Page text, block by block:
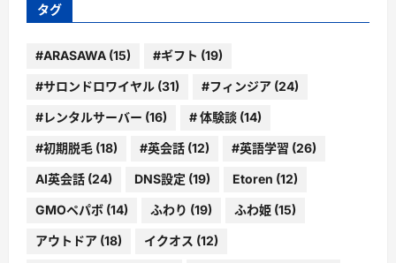
タグ
#ARASAWA (15) #ギフト (19)
#サロンドロワイヤル (31) #フィンジア (24)
#レンタルサーバー (16) # 体験談 (14)
#初期脱毛 (18) #英会話 (12) #英語学習 (26)
AI英会話 (24) DNS設定 (19) Etoren (12)
GMOペパボ (14) ふわり (19) ふわ姫 (15)
アウトドア (18) イクオス (12)